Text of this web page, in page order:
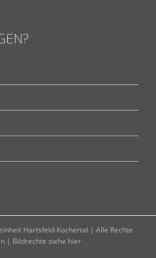
Härtsfeld-Kochertal | Alle Rechte
| Bildrechte siehe hier